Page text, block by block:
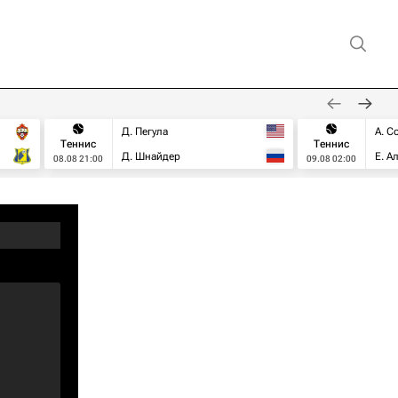
Теннис
08.08 21:00
Д. Пегула
Д. Шнайдер
Теннис
09.08 02:00
А.
Е.